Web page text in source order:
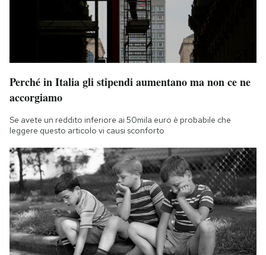
Perché in Italia gli stipendi aumentano ma non ce ne
accorgiamo
Se avete un reddito inferiore ai 50mila euro è probabile che
leggere questo articolo vi causi sconforto